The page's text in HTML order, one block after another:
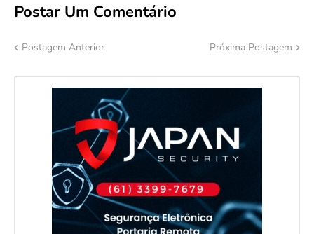
Postar Um Comentário
Postagem Anterior Próxima Postagem